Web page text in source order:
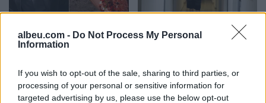
albeu.com - Do Not Process My Personal
Information
If you wish to opt-out of the sale, sharing to third parties, or
processing of your personal or sensitive information for
targeted advertising by us, please use the below opt-out
shfaq te kënga “Tunde
mia në Europë dhe
angazhimet e saj
Rriten vizitat në Pediatrinë
e Vlorës, deri në 80 raste